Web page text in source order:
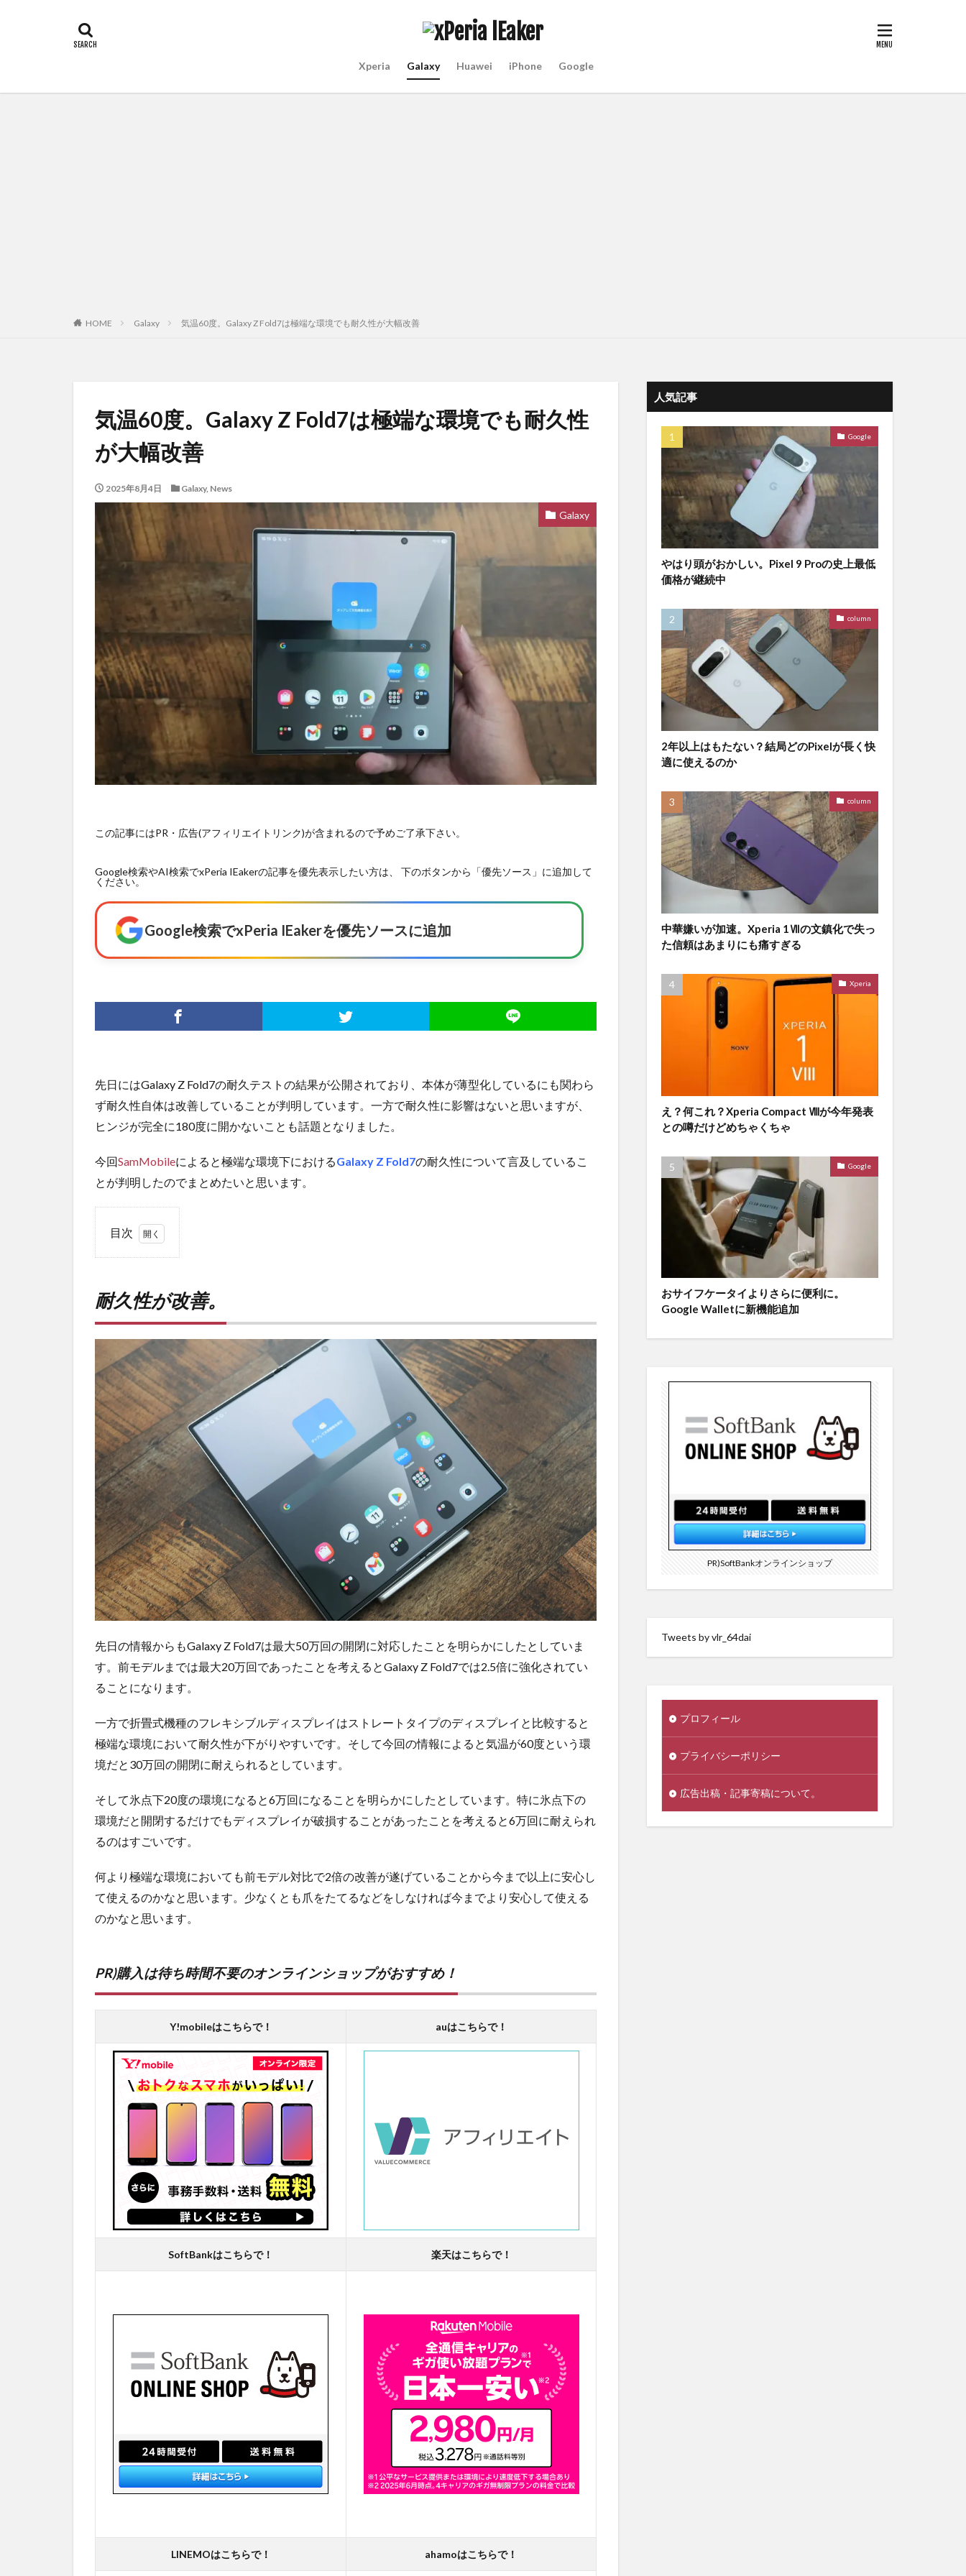
Xperia Galaxy Huawei iPhone Google
HOME Galaxy 気温60度。Galaxy Z Fold7は極端な環境でも耐久性が大幅改善
気温60度。Galaxy Z Fold7は極端な環境でも耐久性
が大幅改善
2025年8月4日 Galaxy, News
Galaxy
この記事にはPR・広告(アフィリエイトリンク)が含まれるので予めご了承下さい。
Google検索やAI検索でxPeria IEakerの記事を優先表示したい方は、 下のボタンから「優先ソース」に追加して
ください。
Google検索でxPeria IEakerを優先ソースに追加
先日にはGalaxy Z Fold7の耐久テストの結果が公開されており、本体が薄型化しているにも関わら
ず耐久性自体は改善していることが判明しています。一方で耐久性に影響はないと思いますが、
ヒンジが完全に180度に開かないことも話題となりました。
今回SamMobileによると極端な環境下におけるGalaxy Z Fold7の耐久性について言及しているこ
とが判明したのでまとめたいと思います。
目次
改
2
PR)
購入
は待
ち時
間不
要の
オン
ライ
ンシ
ョッ
プが
おす
す
め！
耐久性が改善。
先日の情報からもGalaxy Z Fold7は最大50万回の開閉に対応したことを明らかにしたとしていま
す。前モデルまでは最大20万回であったことを考えるとGalaxy Z Fold7では2.5倍に強化されてい
ることになります。
一方で折畳式機種のフレキシブルディスプレイはストレートタイプのディスプレイと比較すると
極端な環境において耐久性が下がりやすいです。そして今回の情報によると気温が60度という環
境だと30万回の開閉に耐えられるとしています。
そして氷点下20度の環境になると6万回になることを明らかにしたとしています。特に氷点下の
環境だと開閉するだけでもディスプレイが破損することがあったことを考えると6万回に耐えられ
るのはすごいです。
何より極端な環境においても前モデル対比で2倍の改善が遂げていることから今まで以上に安心し
て使えるのかなと思います。少なくとも爪をたてるなどをしなければ今までより安心して使える
のかなと思います。
PR)購入は待ち時間不要のオンラインショップがおすすめ！
Y!mobileはこちらで！ auはこちらで！
SoftBankはこちらで！ 楽天はこちらで！
LINEMOはこちらで！ ahamoはこちらで！
人気記事
Google
やはり頭がおかしい。Pixel 9 Proの史上最低
価格が継続中
column
2年以上はもたない？結局どのPixelが長く快
適に使えるのか
column
中華嫌いが加速。Xperia 1Ⅶの文鎮化で失っ
た信頼はあまりにも痛すぎる
Xperia
え？何これ？Xperia Compact Ⅷが今年発表
との噂だけどめちゃくちゃ
Google
おサイフケータイよりさらに便利に。
Google Walletに新機能追加
PR)SoftBankオンラインショップ
Tweets by vlr_64dai
プロフィール
プライバシーポリシー
広告出稿・記事寄稿について。